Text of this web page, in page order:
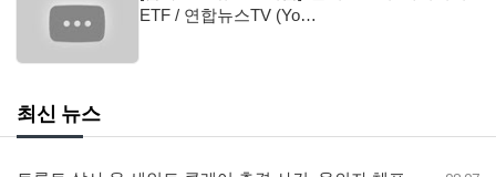
ETF / 연합뉴스TV (Yo…
최신 뉴스